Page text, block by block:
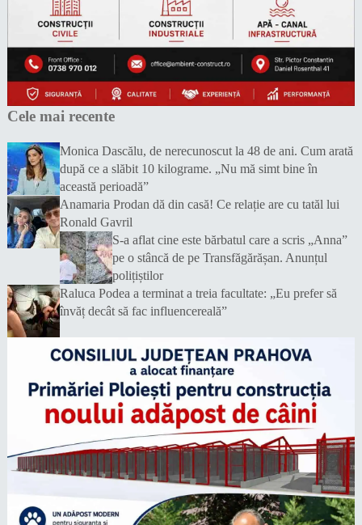
Cele mai recente
Monica Dascălu, de nerecunoscut la 48 de ani. Cum arată
după ce a slăbit 10 kilograme. „Nu mă simt bine în
această perioadă”
Anamaria Prodan dă din casă! Ce relație are cu tatăl lui
Ronald Gavril
S-a aflat cine este bărbatul care a scris „Anna”
pe o stâncă de pe Transfăgărășan. Anunțul
polițiștilor
Raluca Podea a terminat a treia facultate: „Eu prefer să
învăț decât să fac influencereală”